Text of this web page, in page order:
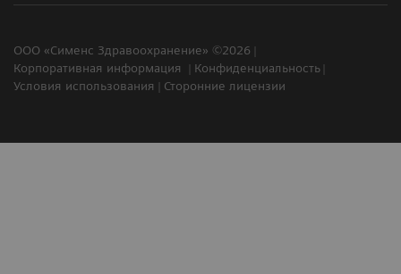
ООО «Сименс Здравоохранение» ©2026
Корпоративная информация
Конфиденциальность
Условия использования
Сторонние лицензии